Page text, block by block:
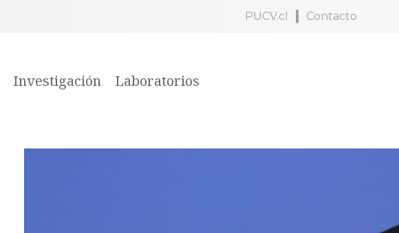
PUCV.cl Contacto
Investigación
Laboratorios